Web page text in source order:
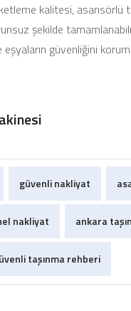
kalitesi, asansörlü
şekilde
güvenliğini
güvenli nakliyat
nakliyat ankara
taşınma rehberi